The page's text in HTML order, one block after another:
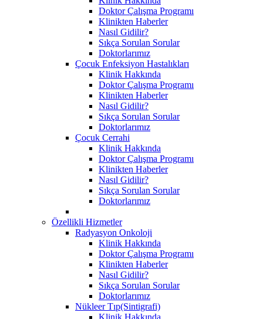
Doktor Çalışma Programı
Klinikten Haberler
Nasıl Gidilir?
Sıkça Sorulan Sorular
Doktorlarımız
Çocuk Enfeksiyon Hastalıkları
Klinik Hakkında
Doktor Çalışma Programı
Klinikten Haberler
Nasıl Gidilir?
Sıkça Sorulan Sorular
Doktorlarımız
Çocuk Cerrahi
Klinik Hakkında
Doktor Çalışma Programı
Klinikten Haberler
Nasıl Gidilir?
Sıkça Sorulan Sorular
Doktorlarımız
Özellikli Hizmetler
Radyasyon Onkoloji
Klinik Hakkında
Doktor Çalışma Programı
Klinikten Haberler
Nasıl Gidilir?
Sıkça Sorulan Sorular
Doktorlarımız
Nükleer Tıp(Sintigrafi)
Klinik Hakkında